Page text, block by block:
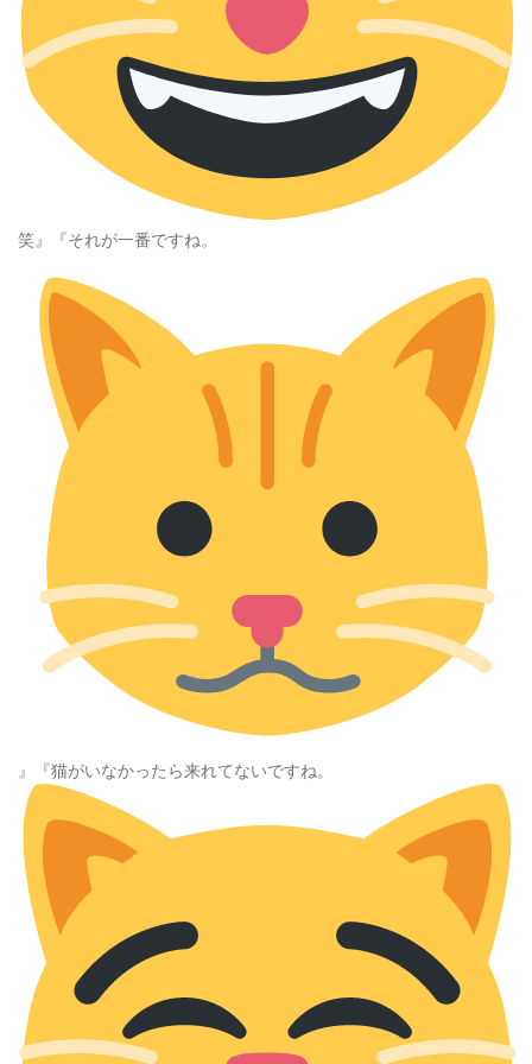
笑』『それが一番ですね。
』『猫がいなかったら来れてないですね。